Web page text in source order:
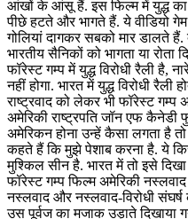
आंखों के आंसू हैं. इस फिल्म में युद्ध का
पीछे हटते और भागते हैं. ये वीडियो
गोलियां दागकर सबको मार डालते
भारतीय सैनिकों को भागता या रोता
फॉरेस्ट गम्प में युद्ध विरोधी रैली है,
नहीं होगा. भारत में युद्ध विरोधी रैली
राष्ट्रवाद को लेकर भी फॉरेस्ट
अमेरिकी राष्ट्रपति जॉन एफ
अमेरिकन होना उन्हें कैसा लगता है
कहते हैं कि मुझे पेशाब करना है. ये
मुश्किल सीन है. भारत में तो इसे
फॉरेस्ट गम्प फिल्म अमेरिकी
नस्लवाद और नस्लवाद-विरोधी
उस पूर्वज का मजाक उड़ाते